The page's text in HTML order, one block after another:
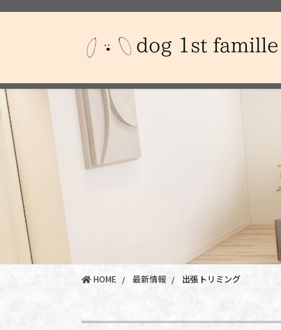
コ
に
移
動
ナ
ョ
ン
に
HOME 最新情報 出張トリミング